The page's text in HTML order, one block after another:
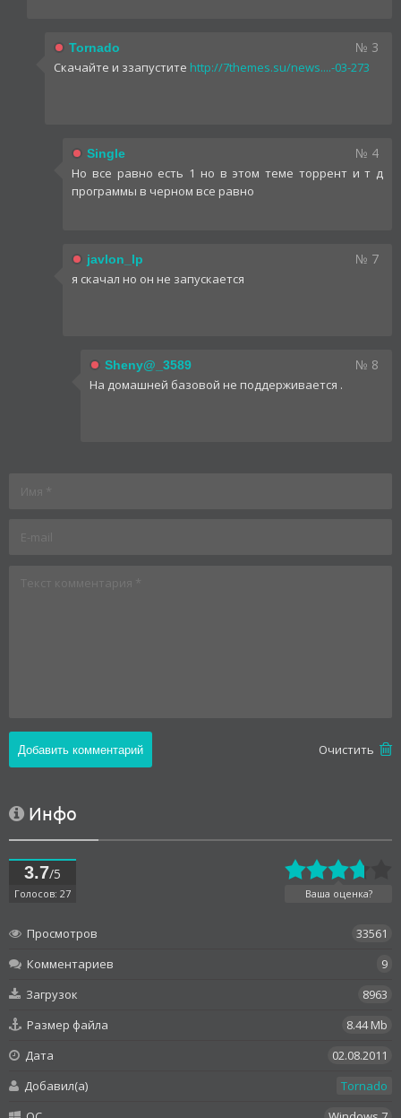
Tornado № 3
Скачайте и ззапустите http://7themes.su/news....-03-273
Single № 4
Но все равно есть 1 но в этом теме торрент и т д
программы в черном все равно
javlon_lp № 7
я скачал но он не запускается
Sheny@_3589 № 8
На домашней базовой не поддерживается .
Oчистить
Инфо
3.7/5
Голосов: 27 Ваша оценка?
Просмотров
33561
Комментариев
9
Загрузок
8963
Размер файла
8.44 Mb
Дата
02.08.2011
Добавил(а)
Tornado